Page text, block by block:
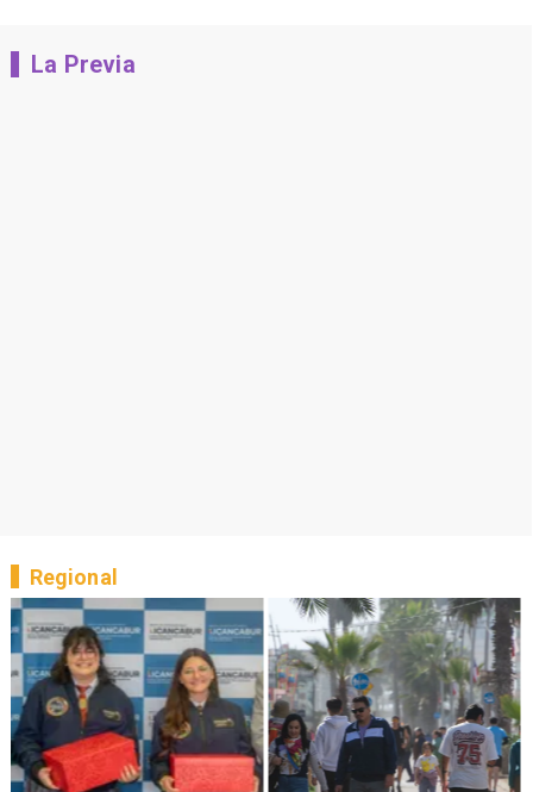
La Previa
Regional